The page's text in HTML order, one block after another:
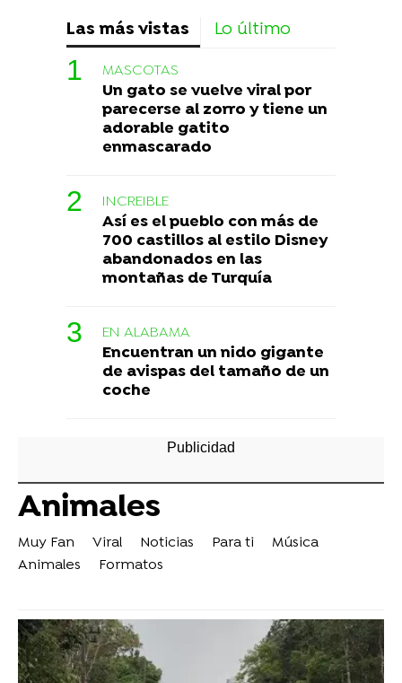
Las más vistas Lo último
MASCOTAS
Un gato se vuelve viral por
parecerse al zorro y tiene un
adorable gatito
enmascarado
INCREIBLE
Así es el pueblo con más de
700 castillos al estilo Disney
abandonados en las
montañas de Turquía
EN ALABAMA
Encuentran un nido gigante
de avispas del tamaño de un
coche
Animales
Muy Fan Viral Noticias Para ti
Música
Animales
Formatos